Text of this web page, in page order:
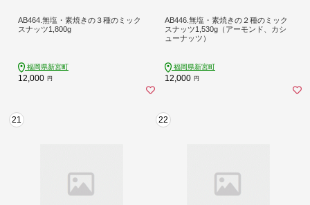
AB464.無塩・素焼きの３種のミック
スナッツ1,800g
福岡県新宮町
12,000 円
AB446.無塩・素焼きの２種のミック
スナッツ1,530g（アーモンド、カシ
ューナッツ）
福岡県新宮町
12,000 円
21 22